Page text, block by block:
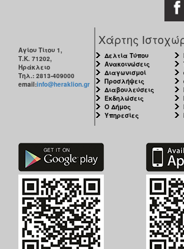
Αγίου Τίτου 1,
Τ.Κ. 71202,
Ηράκλειο
Τηλ.: 2813-409000
email:info@heraklion.gr
Χάρτης
Δελτία Τύπου
Ανακοινώσεις
Διαγωνισμοί
Προσλήψεις
Διαβουλεύσεις
Εκδηλώσεις
Ο Δήμος
Υπηρεσίες